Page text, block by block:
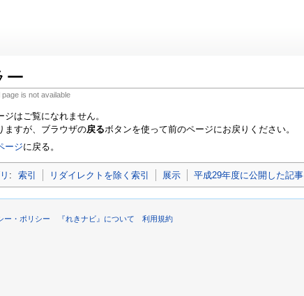
ー
page is not available
ジはご覧になれません。
ますが、ブラウザの戻るボタンを使って前のページにお戻りください。
ージに戻る。
: 索引 リダイレクトを除く索引 展示 平成29年度に公開した記事
ー・ポリシー 『れきナビ』について 利用規約